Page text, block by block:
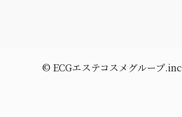
©︎ ECGエステコスメグループ.inc